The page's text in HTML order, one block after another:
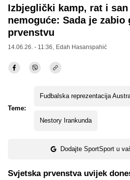
Izbjeglički kamp, rat i
nemoguće: Sada je zabio
prvenstvu
14.06.26. - 11:36, Edah Hasanspahić
Teme:
Fudbalska reprezentacija
Nestory Irankunda
Dodajte SportSport u
Svjetska prvenstva uvijek